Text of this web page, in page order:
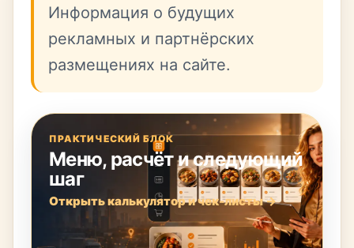
Информация о будущих
рекламных и партнёрских
размещениях на сайте.
ПРАКТИЧЕСКИЙ БЛОК
Меню, расчёт и следующий
шаг
Открыть калькулятор и чек-листы →